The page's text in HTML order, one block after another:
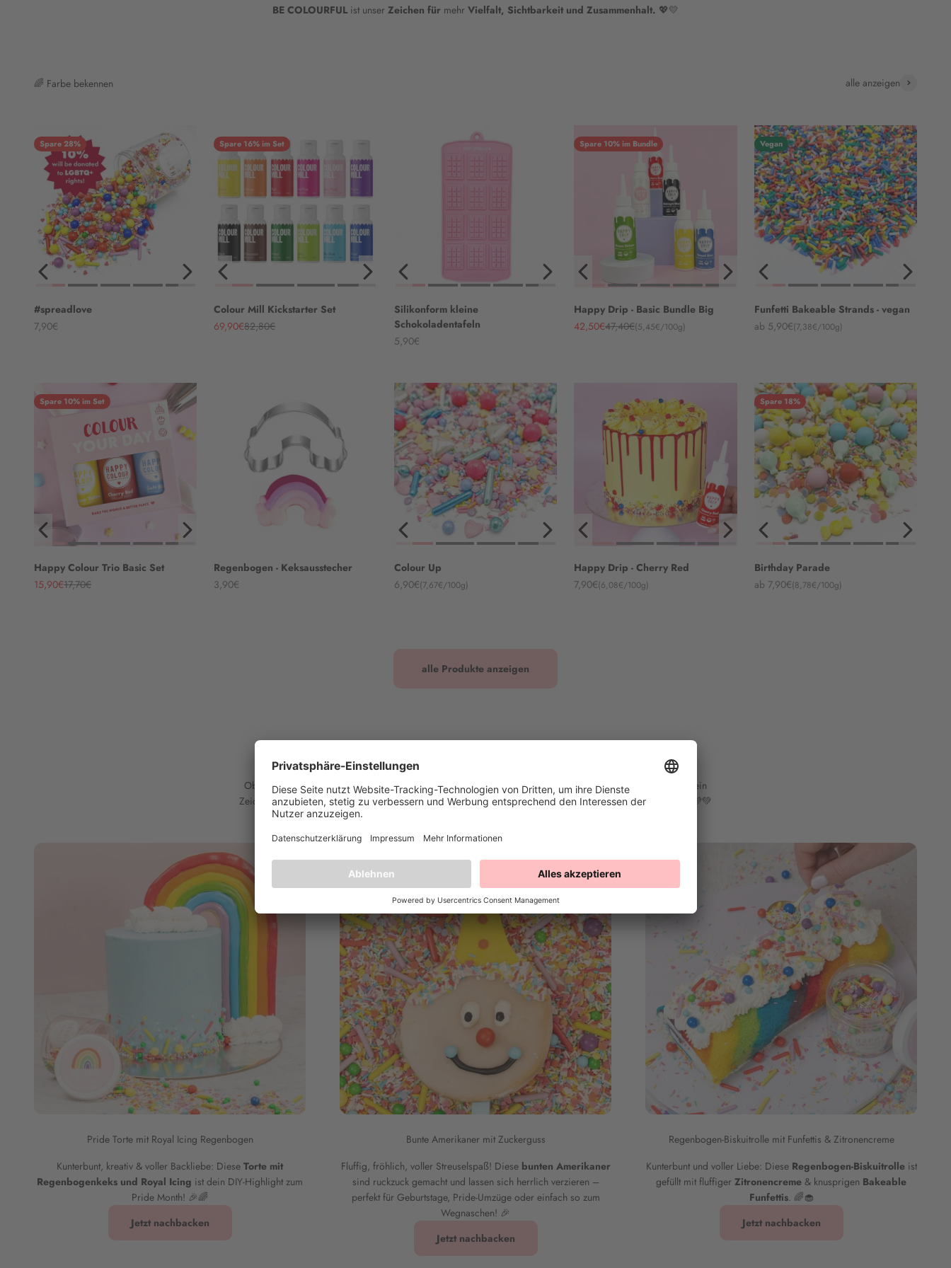
BE COLOURFUL ist unser Zeichen für mehr Vielfalt, Sichtbarkeit und Zusammenhalt. 💖💛
🌈 Farbe bekennen alle anzeigen
Spare 28%
#spreadlove
Angebot
7,90€
Spare 16% im Set
Colour Mill Kickstarter Set
Angebot
69,90€Regulärer Preis
82,80€
Silikonform kleine
Schokoladentafeln
Angebot
5,90€
Spare 10% im Bundle
Happy Drip - Basic Bundle Big
Angebot
42,50€Regulärer Preis
47,40€(5,45€/100g)
Vegan
Funfetti Bakeable Strands - vegan
Angebot
ab 5,90€(7,38€/100g)
Spare 10% im Set
Happy Colour Trio Basic Set
Angebot
15,90€Regulärer Preis
17,70€
Regenbogen - Keksausstecher
Angebot
3,90€
Colour Up
Angebot
6,90€(7,67€/100g)
Happy Drip - Cherry Red
Angebot
7,90€(6,08€/100g)
Spare 18%
Birthday Parade
Angebot
ab 7,90€(8,78€/100g)
alle Produkte anzeigen
Ob für dein buntes Sommerfest, ein gemeinsames Back-Wochenende mit deinen Liebsten oder einfach, um ein
Zeichen für Liebe und Vielfalt zu setzen – hier findest du farbenfrohe Rezepte mit jeder Menge Backliebe! 💛💜💚
Pride Torte mit Royal Icing Regenbogen
Kunterbunt, kreativ & voller Backliebe: Diese Torte mit
Regenbogenkeks und Royal Icing ist dein DIY-Highlight zum
Pride Month! 🎉🌈
Jetzt nachbacken
Bunte Amerikaner mit Zuckerguss
Fluffig, fröhlich, voller Streuselspaß! Diese bunten Amerikaner
sind ruckzuck gemacht und lassen sich herrlich verzieren –
perfekt für Geburtstage, Pride-Umzüge oder einfach so zum
Wegnaschen! 🎉
Jetzt nachbacken
Regenbogen-Biskuitrolle mit Funfettis & Zitronencreme
Kunterbunt und voller Liebe: Diese Regenbogen-Biskuitrolleist
gefüllt mit fluffiger Zitronencreme & knusprigen Bakeable
Funfettis. 🌈🧁
Jetzt nachbacken